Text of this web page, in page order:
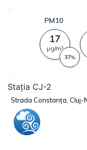
Stația CJ-2